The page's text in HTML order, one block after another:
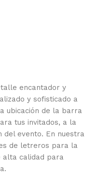
encantador y
y sofisticado a
ubicación de la barra
tus invitados, a la
del evento. En nuestra
de letreros para la
alta calidad para